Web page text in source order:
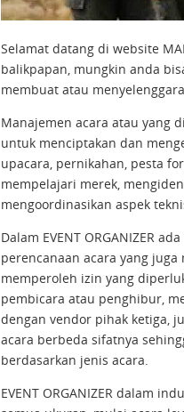
Selamat datang di website
balikpapan, mungkin anda
membuat atau
Manajemen acara atau yang
untuk menciptakan dan
upacara, pernikahan, pesta
mempelajari merek,
mengoordinasikan aspek
Dalam EVENT ORGANIZER
perencanaan acara yang
memperoleh izin yang
pembicara atau penghibur,
dengan vendor pihak ketiga,
acara berbeda sifatnya
berdasarkan jenis acara.
EVENT ORGANIZER dalam